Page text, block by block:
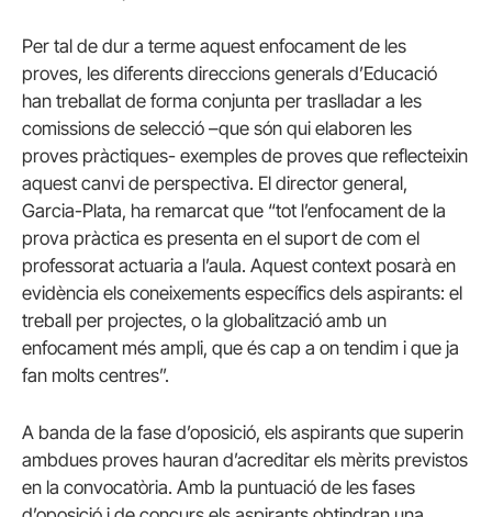
Per tal de dur a terme aquest enfocament de les
proves, les diferents direccions generals d’Educació
han treballat de forma conjunta per traslladar a les
comissions de selecció –que són qui elaboren les
proves pràctiques- exemples de proves que reflecteixin
aquest canvi de perspectiva. El director general,
Garcia-Plata, ha remarcat que “tot l’enfocament de la
prova pràctica es presenta en el suport de com el
professorat actuaria a l’aula. Aquest context posarà en
evidència els coneixements específics dels aspirants: el
treball per projectes, o la globalització amb un
enfocament més ampli, que és cap a on tendim i que ja
fan molts centres”.
A banda de la fase d’oposició, els aspirants que superin
ambdues proves hauran d’acreditar els mèrits previstos
en la convocatòria. Amb la puntuació de les fases